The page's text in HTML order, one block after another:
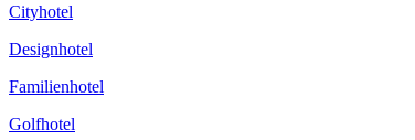
Cityhotel
Designhotel
Familienhotel
Golfhotel